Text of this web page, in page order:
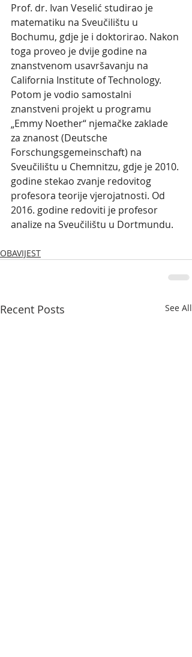
Prof. dr. Ivan Veselić studirao je
matematiku na Sveučilištu u
Bochumu, gdje je i doktorirao. Nakon
toga proveo je dvije godine na
znanstvenom usavršavanju na
California Institute of Technology.
Potom je vodio samostalni
znanstveni projekt u programu
„Emmy Noether“ njemačke zaklade
za znanost (Deutsche
Forschungsgemeinschaft) na
Sveučilištu u Chemnitzu, gdje je 2010.
godine stekao zvanje redovitog
profesora teorije vjerojatnosti. Od
2016. godine redoviti je profesor
analize na Sveučilištu u Dortmundu.
OBAVIJEST
Recent Posts See All